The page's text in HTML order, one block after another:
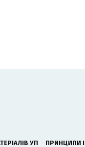
УП ПРИНЦИПИ